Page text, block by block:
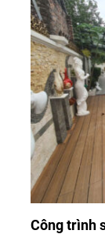
Công trình